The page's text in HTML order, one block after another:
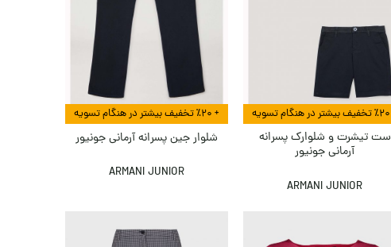
ست تیشرت و شلوارک پسرانه
آرمانی جونیور
ARMANI JUNIOR
+ ٪۲۰ تخفیف بیشتر در هنگام تسویه
شلوار جین پسرانه آرمانی جونیور
ARMANI JUNIOR